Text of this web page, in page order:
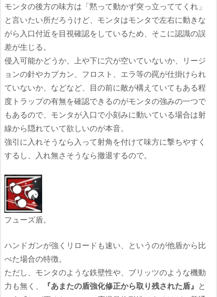
モンタの後方の味方は「黙って動かず突っ立っててくれ」
と言いたい所だろうけど、モンタはモンタで左右に動きな
がら入口付近を目視確認をしているため、そこに認識の誤
差が生じる。
侵入可能かどうか、上や下に穴が空いていないか、リージ
ョンの針やカプカン、フロスト、エラ等の罠が仕掛けられ
ていないか、などなど、目の前に敵が構えていてもある程
度トラップの有無を確認できるのがモンタの強みの一つで
もあるので、モンタが入口で小刻みに動いている場合は射
線から隠れていて欲しいのが本音。
強引に入れそうなら入って射角を付けて味方に撃ちやすく
するし、入れ無さそうなら撤退するので。
フューズ盾。
ハンドガンが強くリロードも速い、というのが他盾から比
べた場合の特徴。
ただし、モンタのような鉄壁性や、ブリッツのような機動
力も無く、
『あまたの盾強化修正から取り残された盾』 と